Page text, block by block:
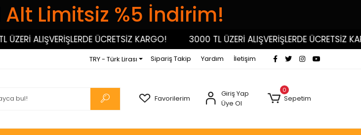
Alt Limitsiz %5 İndirim!
ALIŞVERİŞLERDE ÜCRETSİZ KARGO! 3000 TL ÜZERİ ALIŞVERİŞLERDE ÜCRETSİZ KARGO!
TRY - Türk Lirası Sipariş Takip Yardım İletişim
Favorilerim
Giriş Yap
Üye Ol
0
Sepetim